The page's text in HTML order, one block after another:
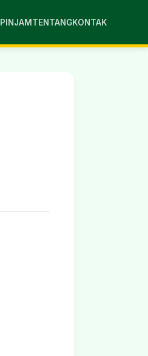
PINJAMTENTANGKONTAK